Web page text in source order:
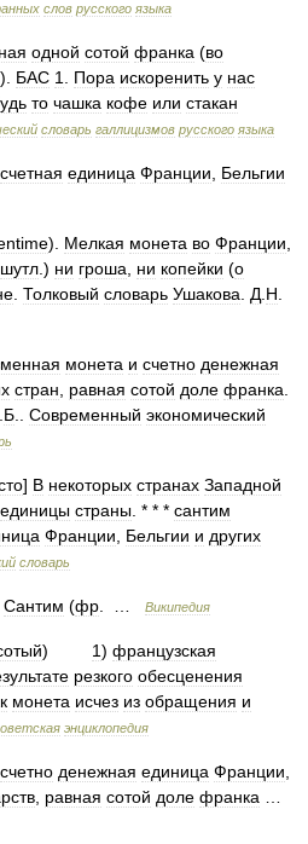
слов русского языка
одной сотой франка (во
). БАС 1 Пора искоренить у нас
то чашка кофе или стакан
словарь галлицизмов русского языка
счетная единица Франции
Бельгии
). Мелкая монета во Франции
шутл .) ни гроша ни копейки (о
Толковый словарь Ушакова Д Н
монета и счетно денежная
стран равная сотой доле франка
Б Современный экономический
] В некоторых странах Западной
единицы страны . * * * сантим
Франции Бельгии и других
словарь
Сантим (фр Википедия
) 1) французская
резкого обесценения
монета исчез из обращения и
энциклопедия
счетно денежная единица Франции
равная сотой доле франка